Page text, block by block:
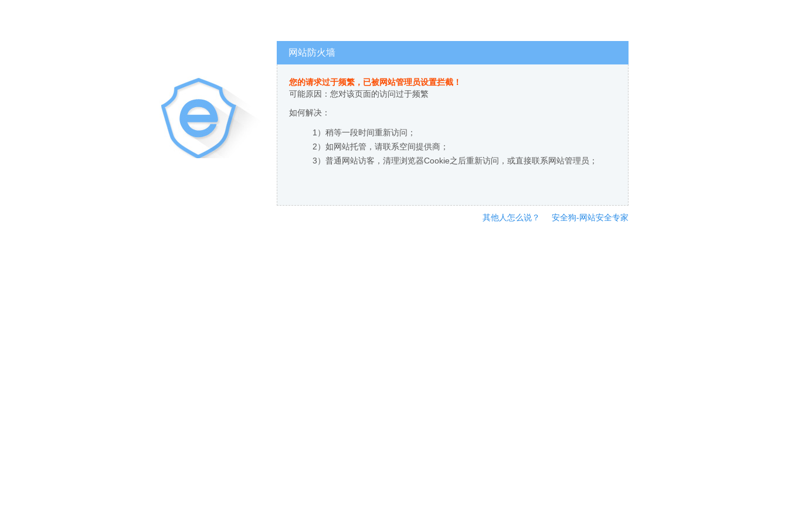
网站防火墙
您的请求过于频繁，已被网站管理员设置拦截！
可能原因：您对该页面的访问过于频繁
如何解决：
1）稍等一段时间重新访问；
2）如网站托管，请联系空间提供商；
3）普通网站访客，清理浏览器Cookie之后重新访问，或直接联系网站管理员；
其他人怎么说？ 安全狗-网站安全专家